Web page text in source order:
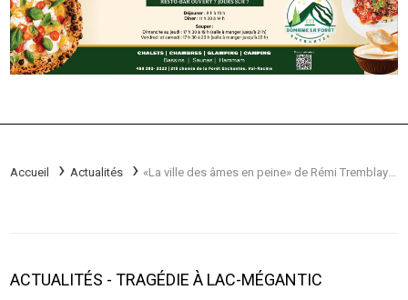
Accueil Actualités
ACTUALITÉS -TRAGÉDIE À LAC-MÉGANTIC